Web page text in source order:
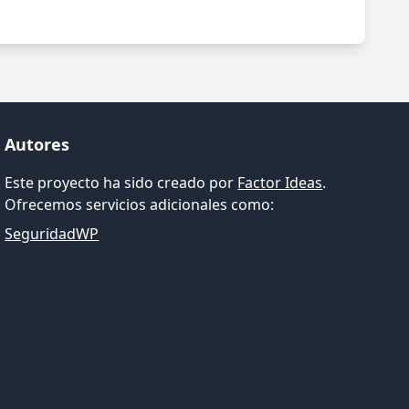
Autores
Este proyecto ha sido creado por Factor Ideas.
Ofrecemos servicios adicionales como:
SeguridadWP